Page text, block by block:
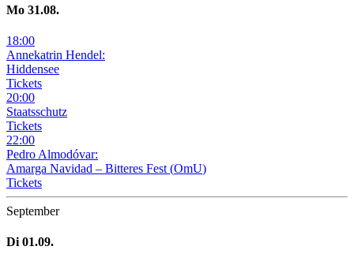
Mo 31.08.
18:00
Annekatrin Hendel:
Hiddensee
Tickets
20:00
Staatsschutz
Tickets
22:00
Pedro Almodóvar:
Amarga Navidad – Bitteres Fest (OmU)
Tickets
September
Di 01.09.